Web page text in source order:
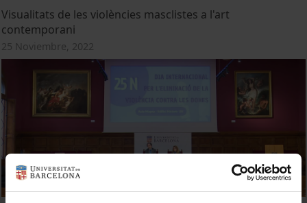
Visualitats de les violències masclistes a l'art
contemporani
25 Noviembre, 2022